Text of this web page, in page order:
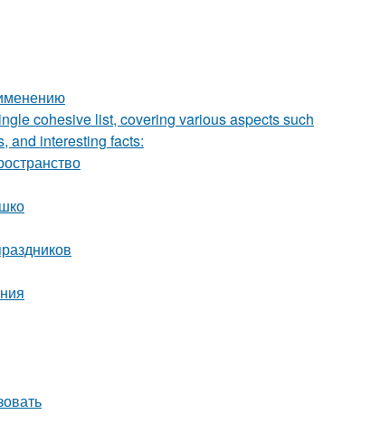
cohesive list, covering various aspects such
and interesting facts: